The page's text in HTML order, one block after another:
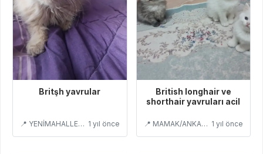
Britşh yavrular
📍 YENİMAHALLE/ANKARA 1 yıl önce
British longhair ve
shorthair yavruları acil
📍 MAMAK/ANKARA 1 yıl önce